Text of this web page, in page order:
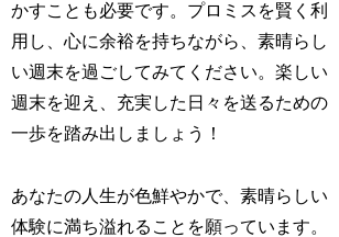
かすことも必要です。プロミスを賢く利
用し、心に余裕を持ちながら、素晴らし
い週末を過ごしてみてください。楽しい
週末を迎え、充実した日々を送るための
一歩を踏み出しましょう！
あなたの人生が色鮮やかで、素晴らしい
体験に満ち溢れることを願っています。